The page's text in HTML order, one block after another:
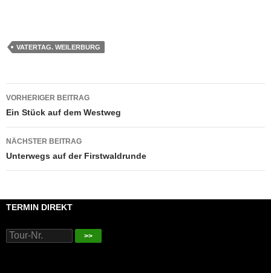
VATERTAG. WEILERBURG
Beitragsnavigation
VORHERIGER BEITRAG
Ein Stück auf dem Westweg
NÄCHSTER BEITRAG
Unterwegs auf der Firstwaldrunde
TERMIN DIREKT
>>